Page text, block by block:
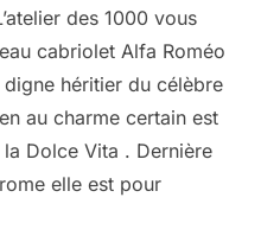
des 1000 vous
cabriolet Alfa Roméo
héritier du célèbre
au charme certain est
Dolce Vita . Dernière
elle est pour